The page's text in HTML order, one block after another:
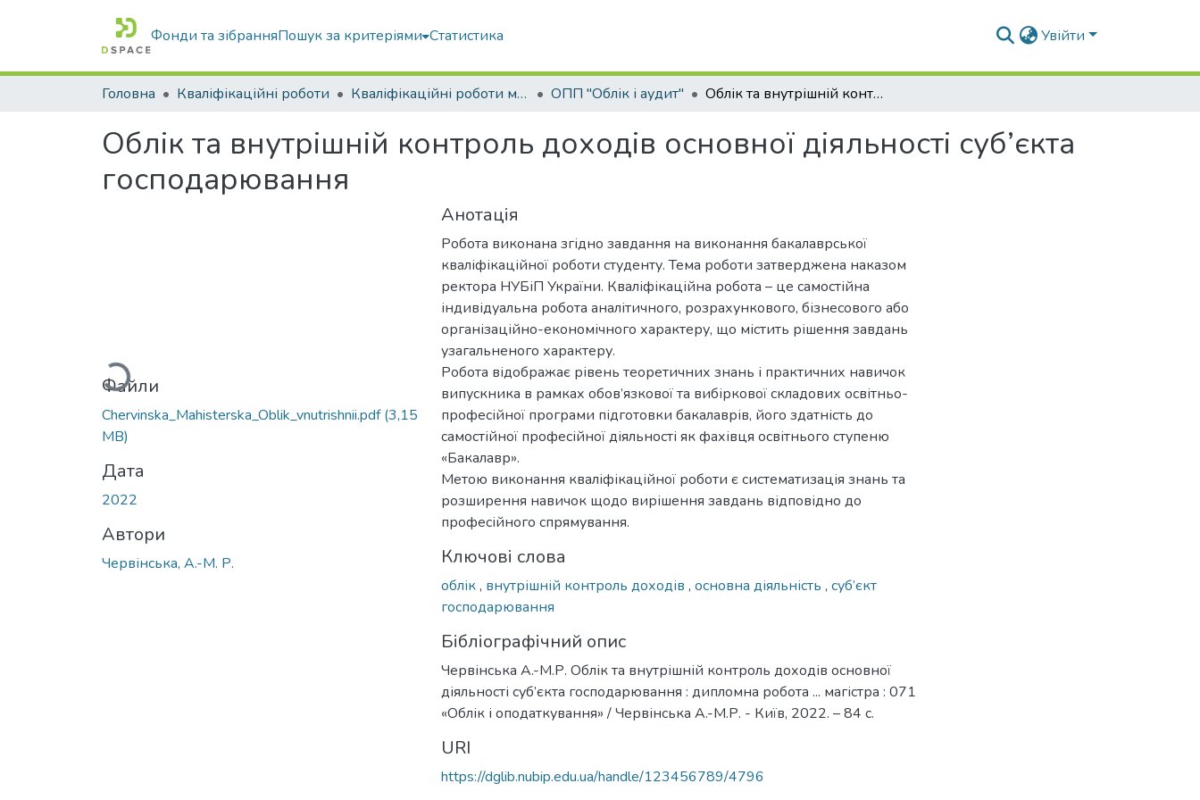
Фонди та зібранняПошук за критеріями Статистика Увійти
Головна Кваліфікаційні роботи Кваліфікаційні роботи магістрів ОПП "Облік і аудит" Облік та внутрішній контроль доходів основної діяльності суб’єкта господарювання
Облік та внутрішній контроль доходів основної діяльності суб’єкта
господарювання
Вантажиться...
Файли
Chervinska_Мahisterska_Oblik_vnutrishnii.pdf(3,15
MB)
Дата
2022
Автори
Червінська, А.-М. Р.
Анотація
Робота виконана згідно завдання на виконання бакалаврської
кваліфікаційної роботи студенту. Тема роботи затверджена наказом
ректора НУБіП України. Кваліфікаційна робота – це самостійна
індивідуальна робота аналітичного, розрахункового, бізнесового або
організаційно-економічного характеру, що містить рішення завдань
узагальненого характеру.
Робота відображає рівень теоретичних знань і практичних навичок
випускника в рамках обов’язкової та вибіркової складових освітньо-
професійної програми підготовки бакалаврів, його здатність до
самостійної професійної діяльності як фахівця освітнього ступеню
«Бакалавр».
Метою виконання кваліфікаційної роботи є систематизація знань та
розширення навичок щодо вирішення завдань відповідно до
професійного спрямування.
Ключові слова
облік, внутрішній контроль доходів , основна діяльність , суб’єкт
господарювання
Бібліографічний опис
Червінська А.-М.Р. Облік та внутрішній контроль доходів основної
діяльності суб’єкта господарювання : дипломна робота ... магістра : 071
«Облік і оподаткування» / Червінська А.-М.Р. - Київ, 2022. – 84 с.
URI
https://dglib.nubip.edu.ua/handle/123456789/4796